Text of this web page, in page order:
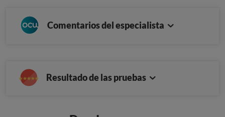
Comentarios del especialista
Resultado de las pruebas